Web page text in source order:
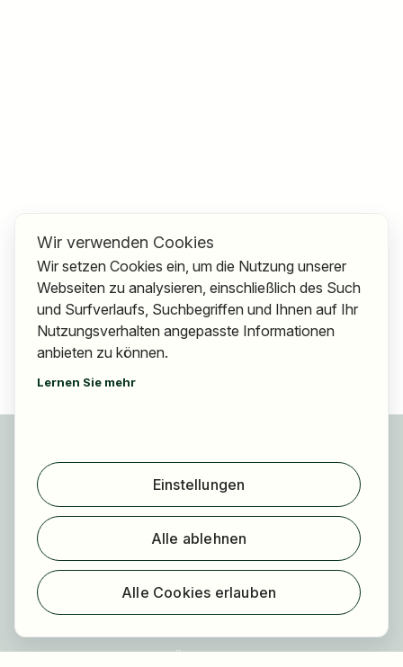
Jobs finden
Arbeitgeber finden
Registrierung
Für Arbeitgeber
Über uns
Wir verwenden Cookies
Wir setzen Cookies ein, um die Nutzung unserer
Webseiten zu analysieren, einschließlich des Such
und Surfverlaufs, Suchbegriffen und Ihnen auf Ihr
Nutzungsverhalten angepasste Informationen
anbieten zu können.
Lernen Sie mehr
Einstellungen
Alle ablehnen
Alle Cookies erlauben